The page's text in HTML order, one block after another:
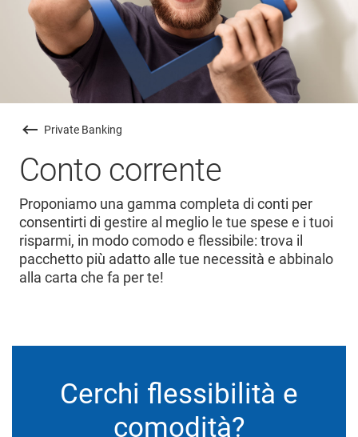
Private Banking
Conto corrente
Proponiamo una gamma completa di conti per
consentirti di gestire al meglio le tue spese e i tuoi
risparmi, in modo comodo e flessibile: trova il
pacchetto più adatto alle tue necessità e abbinalo
alla carta che fa per te!
Cerchi flessibilità e
comodità?